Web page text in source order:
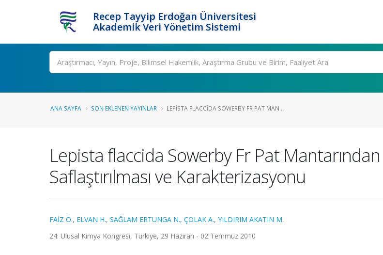
Recep Tayyip Erdoğan Üniversitesi
Akademik Veri Yönetim Sistemi
Ara
ANA SAYFA SON EKLENEN YAYINLAR LEPISTA FLACCIDA SOWERBY FR PAT MAN...
Lepista flaccida Sowerby Fr Pat
Saflaştırılması ve Karakterizasyonu
FAİZ Ö., ELVAN H., SAĞLAM ERTUNGA N., ÇOLAK A., YILDIRIM AKATIN M.
24. Ulusal Kimya Kongresi, Türkiye, 29 Haziran - 02 Temmuz 2010